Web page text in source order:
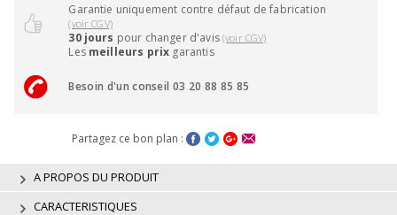
Garantie uniquement contre défaut de fabrication
(voir CGV)
30 jours pour changer d'avis(voir CGV)
Les meilleurs prix garantis
Besoin d'un conseil 03 20 88 85 85
Partagez ce bon plan :
A PROPOS DU PRODUIT
CARACTERISTIQUES